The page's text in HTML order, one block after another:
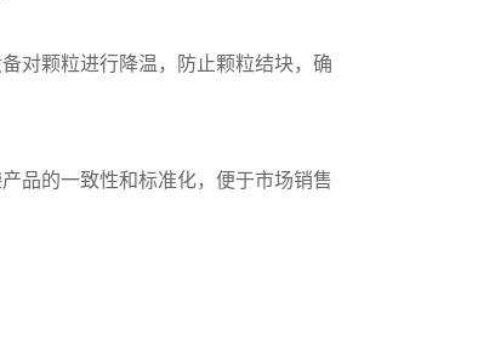
对颗粒进行降温，防止颗粒结块，确
品的一致性和标准化，便于市场销售